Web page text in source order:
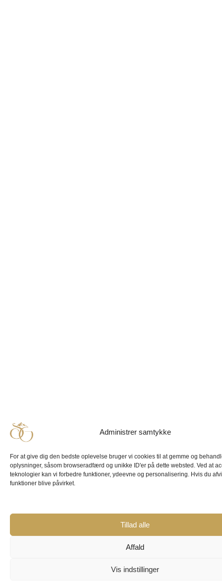
Administrer samtykke
For at give dig den bedste oplevelse bruger vi cookies til at gemme og
oplysninger, såsom browseradfærd og unikke ID'er på dette websted. Ved at
teknologier kan vi forbedre funktioner, ydeevne og personalisering. Hvis du
funktioner blive påvirket.
Tillad alle
Affald
Vis indstillinger